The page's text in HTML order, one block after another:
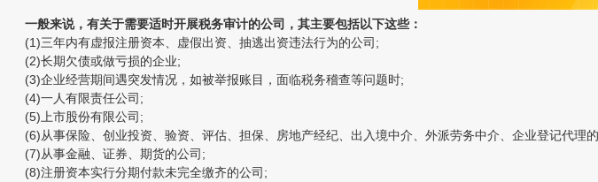
一般来说，有关于需要适时开展税务审计的公司，其主要包括以下这些：
(1)三年内有虚报注册资本、虚假出资、抽逃出资违法行为的公司;
(2)长期欠债或做亏损的企业;
(3)企业经营期间遇突发情况，如被举报账目，面临税务稽查等问题时;
(4)一人有限责任公司;
(5)上市股份有限公司;
(6)从事保险、创业投资、验资、评估、担保、房地产经纪、出入境中介、外派劳务中介、企业登记代理
(7)从事金融、证券、期货的公司;
(8)注册资本实行分期付款未完全缴齐的公司;